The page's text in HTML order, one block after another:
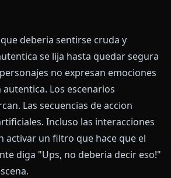
deberia sentirse cruda y
se lija hasta quedar segura
no expresan emociones
Los escenarios
Las secuencias de accion
Incluso las interacciones
activar un filtro que hace que el
diga "Ups, no deberia decir eso!"